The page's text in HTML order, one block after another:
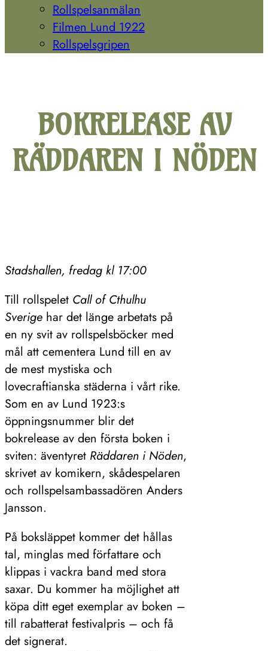
Rollspelsanmälan
Filmen Lund 1922
Rollspelsgripen
BOKRELEASE AV
RÄDDAREN I NÖDEN
Stadshallen, fredag kl 17:00
Till rollspelet Call of Cthulhu
Sverige har det länge arbetats på
en ny svit av rollspelsböcker med
mål att cementera Lund till en av
de mest mystiska och
lovecraftianska städerna i vårt rike.
Som en av Lund 1923:s
öppningsnummer blir det
bokrelease av den första boken i
sviten: äventyret Räddaren i Nöden,
skrivet av komikern, skådespelaren
och rollspelsambassadören Anders
Jansson.
På boksläppet kommer det hållas
tal, minglas med författare och
klippas i vackra band med stora
saxar. Du kommer ha möjlighet att
köpa ditt eget exemplar av boken –
till rabatterat festivalpris – och få
det signerat.